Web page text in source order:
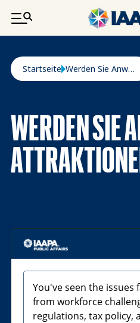
DIREKT ZUM INHALT
Pfadnavigation
Startseite Werden Sie Anwalt Der Attraktionen
WERDEN SIE